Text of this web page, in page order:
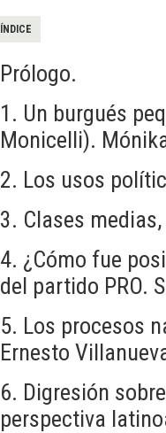
ÍNDICE
Prólogo.
1. Un burgués
Monicelli).
2. Los usos
3. Clases
4. ¿Cómo fue
del partido PRO.
5. Los procesos
Ernesto
6. Digresión
perspectiva